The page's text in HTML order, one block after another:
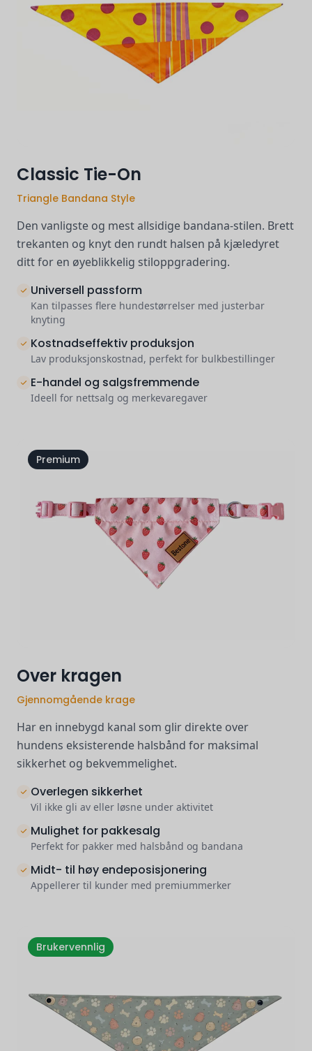
Classic Tie-On
Triangle Bandana Style
Den vanligste og mest allsidige bandana-stilen. Brett
trekanten og knyt den rundt halsen på kjæledyret
ditt for en øyeblikkelig stiloppgradering.
Universell passform
Kan tilpasses flere hundestørrelser med justerbar
knyting
Kostnadseffektiv produksjon
Lav produksjonskostnad, perfekt for bulkbestillinger
E-handel og salgsfremmende
Ideell for nettsalg og merkevaregaver
Premium
Over kragen
Gjennomgående krage
Har en innebygd kanal som glir direkte over
hundens eksisterende halsbånd for maksimal
sikkerhet og bekvemmelighet.
Overlegen sikkerhet
Vil ikke gli av eller løsne under aktivitet
Mulighet for pakkesalg
Perfekt for pakker med halsbånd og bandana
Midt- til høy endeposisjonering
Appellerer til kunder med premiummerker
Brukervennlig